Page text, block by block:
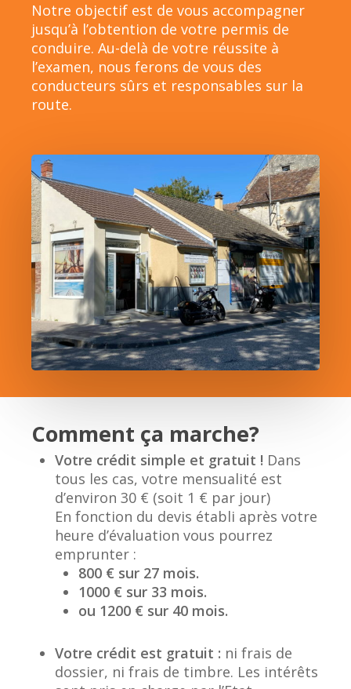
Notre objectif est de vous accompagner
jusqu’à l’obtention de votre permis de
conduire. Au-delà de votre réussite à
l’examen, nous ferons de vous des
conducteurs sûrs et responsables sur la
route.
Comment ça marche?
Votre crédit simple et gratuit ! Dans
tous les cas, votre mensualité est
d’environ 30 € (soit 1 € par jour)
En fonction du devis établi après votre
heure d’évaluation vous pourrez
emprunter :
800 € sur 27 mois.
1000 € sur 33 mois.
ou 1200 € sur 40 mois.
Votre crédit est gratuit : ni frais de
dossier, ni frais de timbre. Les intérêts